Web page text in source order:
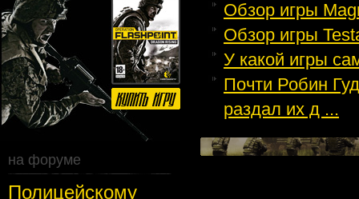
на форуме
Полицейскому
Обзор игры
Обзор игры
У какой игры
Почти Робин
раздал их д ...